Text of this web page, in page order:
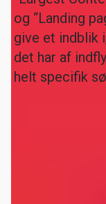
og “Landing
give et indblik
det har af
helt specifik